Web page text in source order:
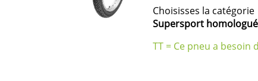
Choisisses la catégorie
Supersport homologué
TT = Ce pneu a besoin